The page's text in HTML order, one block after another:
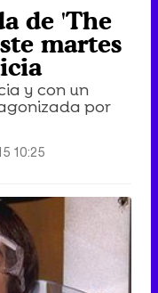
de 'The
martes
y con un
por
10:25